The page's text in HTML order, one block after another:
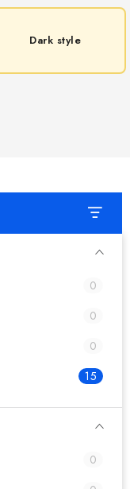
Dark style
0
0
0
15
0